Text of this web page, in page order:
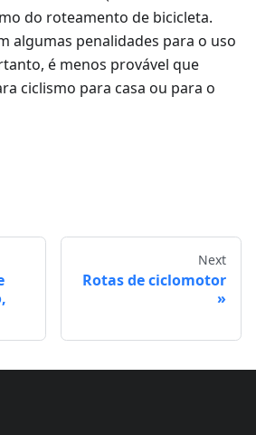
do roteamento de bicicleta.
algumas penalidades para o uso
é menos provável que
ciclismo para casa ou para o
Next
Rotas de ciclomotor